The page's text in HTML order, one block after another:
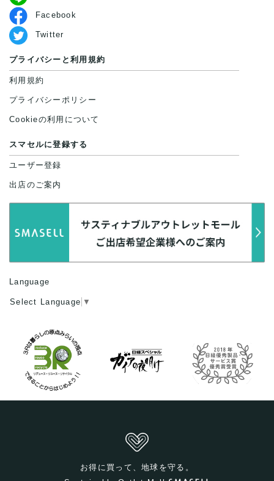
Facebook
Twitter
プライバシーと利用規約
利用規約
プライバシーポリシー
Cookieの利用について
スマセルに登録する
ユーザー登録
出店のご案内
Language
Select Language ▼
お得に買って、地球を守る。